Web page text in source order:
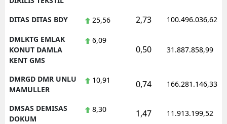
DITAS DITAS BDY 25,56 2,73 100.496.036,62
DMLKTG EMLAK
KONUT DAMLA
KENT GMS
6,09
0,50 31.887.858,99
DMRGD DMR UNLU
MAMULLER
10,91 0,74 166.281.146,33
DMSAS DEMISAS
DOKUM
8,30 1,47 11.913.199,52